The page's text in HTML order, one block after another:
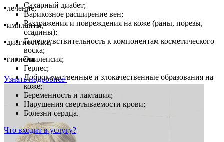
▪️лечение,
▪️импланты,
▪️диагностика,
▪️гигиена
Узнать подробнее
Сахарный диабет;
Варикозное расширение вен;
Раздражения и повреждения на коже (раны, порезы,
ссадины);
Гиперчувствительность к компонентам косметического
воска;
Эпилепсия;
Герпес;
Доброкачественные и злокачественные образования на
коже;
Беременность и лактация;
Нарушения свертываемости крови;
Болезни сердца.
Что входит в услугу?